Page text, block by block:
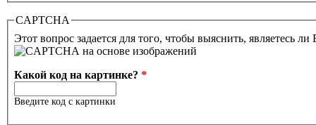
CAPTCHA
Этот вопрос задается для того, чтобы выяснить, являетесь
Какой код на картинке? *
Введите код с картинки